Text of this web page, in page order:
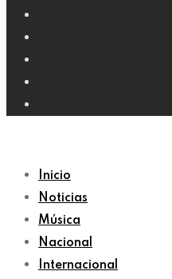
Inicio
Noticias
Música
Nacional
Internacional